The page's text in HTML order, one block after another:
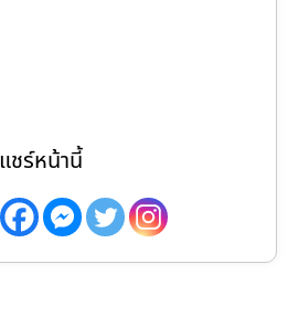
แชร์หน้านี้